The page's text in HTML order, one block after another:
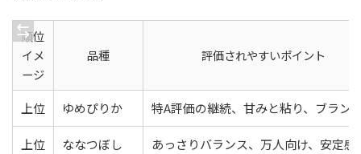
順位
イメ
ージ
品種 評価されやすいポイント
上位 ゆめぴりか 特A評価の継続、甘みと粘り、ブラン
上位 ななつぼし あっさりバランス、万人向け、安定感